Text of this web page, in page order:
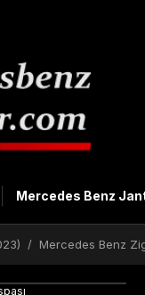
Mercedes Benz
Mercedes Benz